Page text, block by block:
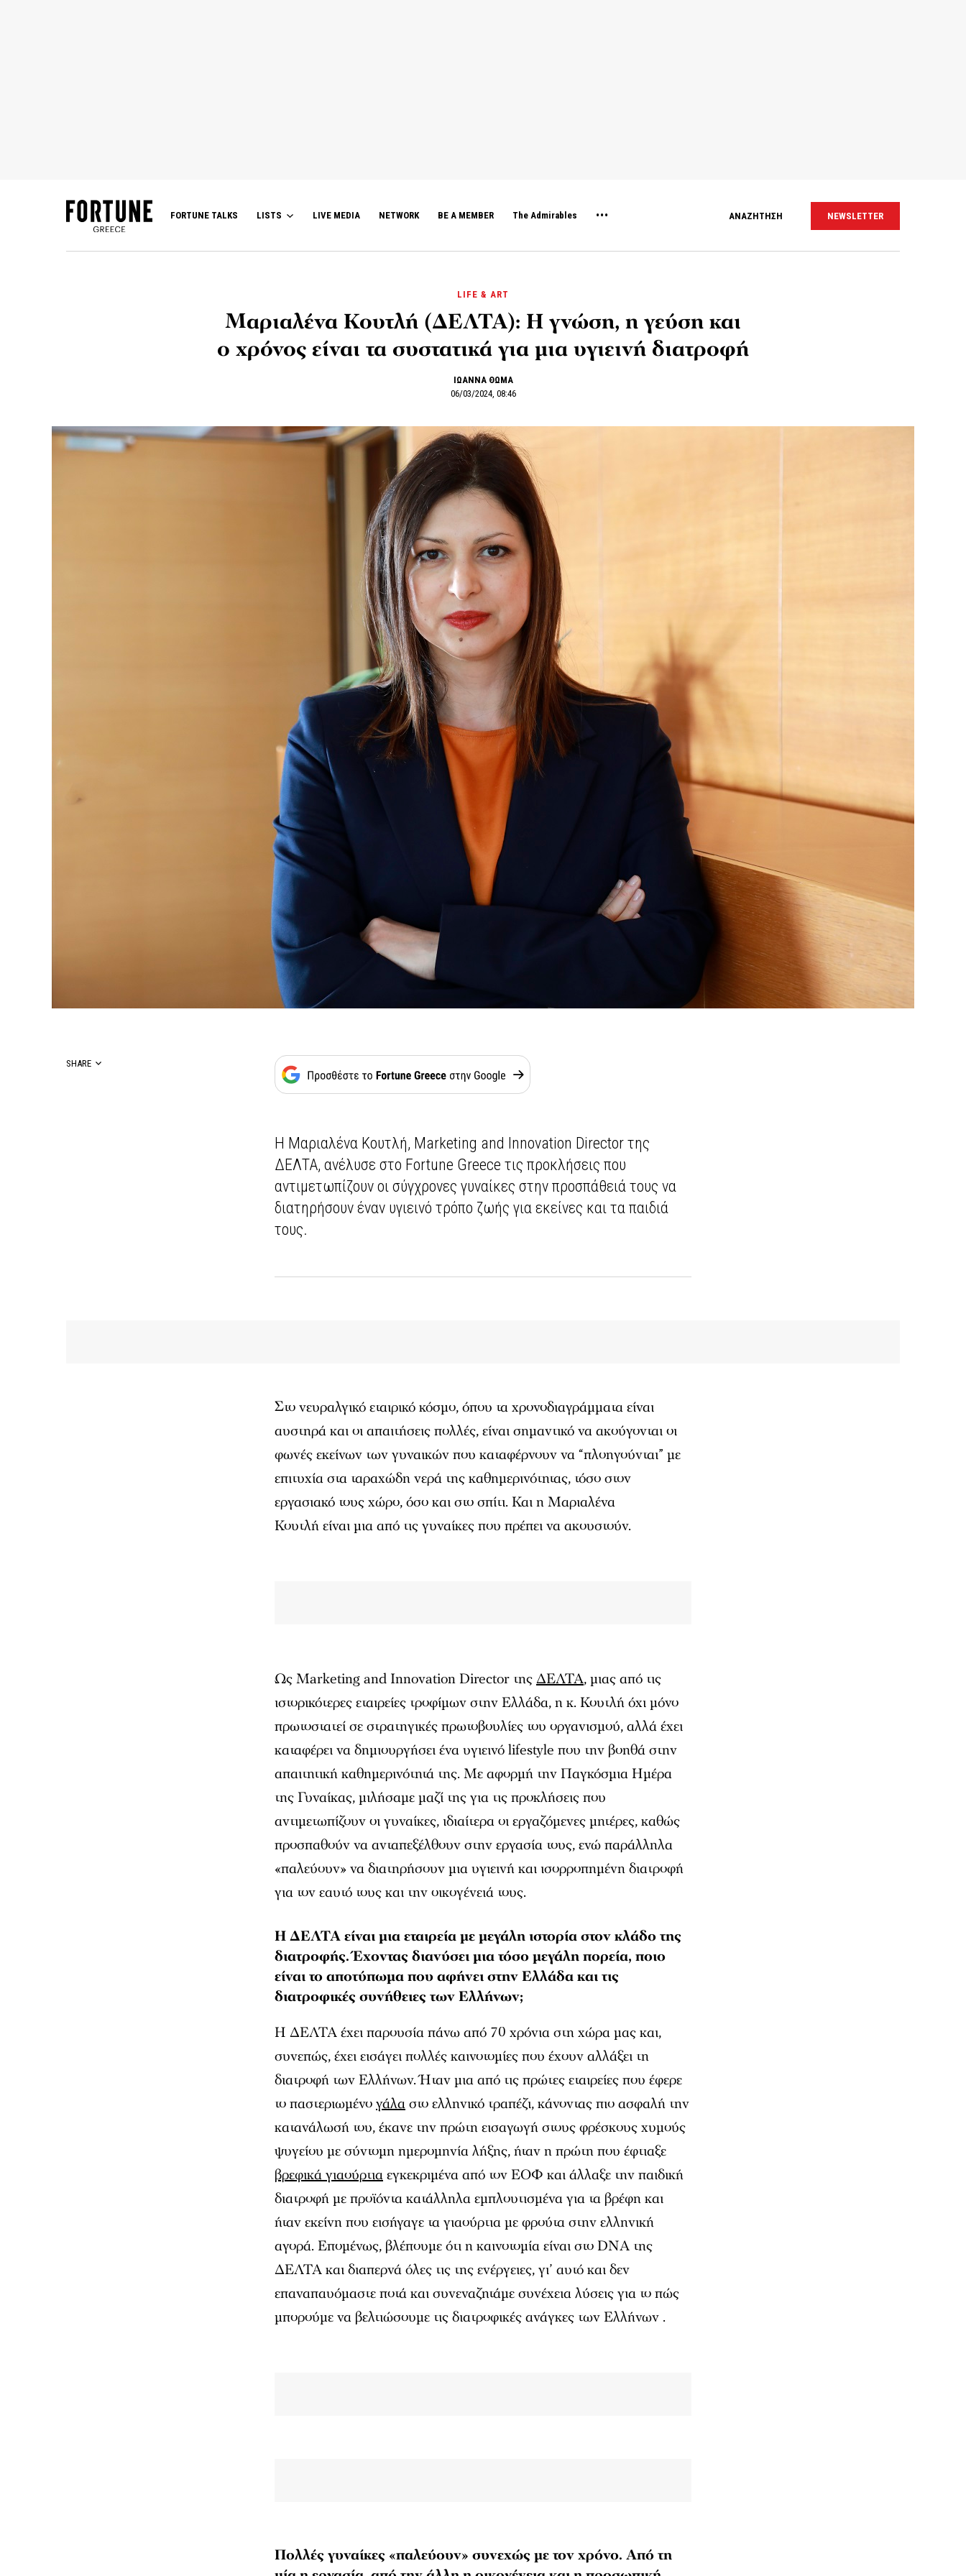
FORTUNE TALKS LISTS LIVE MEDIA NETWORK BE A MEMBER The Admirables ΑΝΑΖΗΤΗΣΗ NEWSLETTER
LIFE & ART
Μαριαλένα Κουτλή (ΔΕΛΤΑ): Η γνώση, η γεύση και
ο χρόνος είναι τα συστατικά για μια υγιεινή διατροφή
ΙΩΑΝΝΑ ΘΩΜΑ
06/03/2024, 08:46
SHARE
Η Μαριαλένα Κουτλή, Marketing and Innovation Director της
ΔΕΛΤΑ, ανέλυσε στο Fortune Greece τις προκλήσεις που
αντιμετωπίζουν οι σύγχρονες γυναίκες στην προσπάθειά τους να
διατηρήσουν έναν υγιεινό τρόπο ζωής για εκείνες και τα παιδιά
τους.
Στο νευραλγικό εταιρικό κόσμο, όπου τα χρονοδιαγράμματα είναι
αυστηρά και οι απαιτήσεις πολλές, είναι σημαντικό να ακούγονται οι
φωνές εκείνων των γυναικών που καταφέρνουν να “πλοηγούνται” με
επιτυχία στα ταραχώδη νερά της καθημερινότητας, τόσο στον
εργασιακό τους χώρο, όσο και στο σπίτι. Και η Μαριαλένα
Κουτλή είναι μια από τις γυναίκες που πρέπει να ακουστούν.
Ως Marketing and Innovation Director τηςΔΕΛΤΑ, μιας από τις
ιστορικότερες εταιρείες τροφίμων στην Ελλάδα, η κ. Κουτλή όχι μόνο
πρωτοστατεί σε στρατηγικές πρωτοβουλίες του οργανισμού, αλλά έχει
καταφέρει να δημιουργήσει ένα υγιεινό lifestyle που την βοηθά στην
απαιτητική καθημερινότητά της. Με αφορμή την Παγκόσμια Ημέρα
της Γυναίκας, μιλήσαμε μαζί της για τις προκλήσεις που
αντιμετωπίζουν οι γυναίκες, ιδιαίτερα οι εργαζόμενες μητέρες, καθώς
προσπαθούν να ανταπεξέλθουν στην εργασία τους, ενώ παράλληλα
«παλεύουν» να διατηρήσουν μια υγιεινή και ισορροπημένη διατροφή
για τον εαυτό τους και την οικογένειά τους.
Η ΔΕΛΤΑ είναι μια εταιρεία με μεγάλη ιστορία στον κλάδο της
διατροφής. Έχοντας διανύσει μια τόσο μεγάλη πορεία, ποιο
είναι το αποτύπωμα που αφήνει στην Ελλάδα και τις
διατροφικές συνήθειες των Ελλήνων;
Η ΔΕΛΤΑ έχει παρουσία πάνω από 70 χρόνια στη χώρα μας και,
συνεπώς, έχει εισάγει πολλές καινοτομίες που έχουν αλλάξει τη
διατροφή των Ελλήνων. Ήταν μια από τις πρώτες εταιρείες που έφερε
το παστεριωμένογάλαστο ελληνικό τραπέζι, κάνοντας πιο ασφαλή την
κατανάλωσή του, έκανε την πρώτη εισαγωγή στους φρέσκους χυμούς
ψυγείου με σύντομη ημερομηνία λήξης, ήταν η πρώτη που έφτιαξε
βρεφικά γιαούρτιαεγκεκριμένα από τον ΕΟΦ και άλλαξε την παιδική
διατροφή με προϊόντα κατάλληλα εμπλουτισμένα για τα βρέφη και
ήταν εκείνη που εισήγαγε τα γιαούρτια με φρούτα στην ελληνική
αγορά. Επομένως, βλέπουμε ότι η καινοτομία είναι στο DNA της
ΔΕΛΤΑ και διαπερνά όλες τις της ενέργειες, γι’ αυτό και δεν
επαναπαυόμαστε ποτά και συνεναζητάμε συνέχεια λύσεις για το πώς
μπορούμε να βελτιώσουμε τις διατροφικές ανάγκες των Ελλήνων .
Πολλές γυναίκες «παλεύουν» συνεχώς με τον χρόνο. Από τη